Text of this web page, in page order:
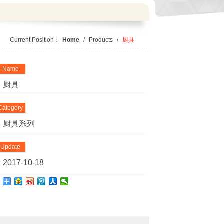
Current Position： Home / Products / 厨具
Name
厨具
厨具系列
Update
2017-10-18